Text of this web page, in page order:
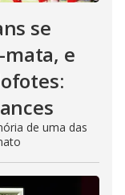
se
e
de uma das